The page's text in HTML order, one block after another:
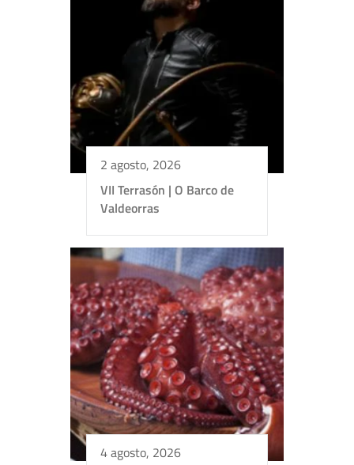
2 agosto, 2026
VII Terrasón | O Barco de
Valdeorras
4 agosto, 2026